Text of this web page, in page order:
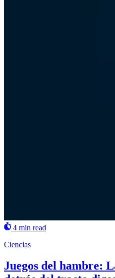
4 min read
Ciencias
Juegos del hambre: